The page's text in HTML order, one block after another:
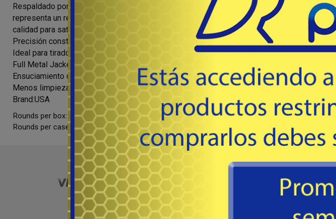
Respaldado por generaciones de excelencia legendaria, Winchester "USA White Box"
representa un rendimiento constante y un valor excepcional, ofreciendo municiones de alta
calidad para satisfacer una amplia gama de necesidades de cazadores y tiradores.
Precisión constante
Ideal para tiradores de todos los niveles
Full Metal Jacket Proporciona un funcionamiento positivo y sin expansión
Ensuciamiento del barril reducido
Menos limpiezas y más tiempo de autonomía
Brand:USA
Rounds per box: 50
Rounds per case:
500